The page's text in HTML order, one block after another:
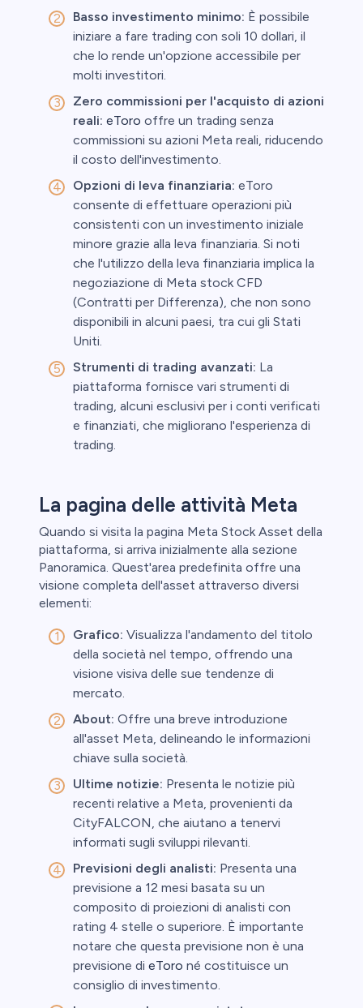
Basso investimento minimo: È possibile
iniziare a fare trading con soli 10 dollari, il
che lo rende un'opzione accessibile per
molti investitori.
Zero commissioni per l'acquisto di azioni
reali: eToro offre un trading senza
commissioni su azioni Meta reali, riducendo
il costo dell'investimento.
Opzioni di leva finanziaria: eToro
consente di effettuare operazioni più
consistenti con un investimento iniziale
minore grazie alla leva finanziaria. Si noti
che l'utilizzo della leva finanziaria implica la
negoziazione di Meta stock CFD
(Contratti per Differenza), che non sono
disponibili in alcuni paesi, tra cui gli Stati
Uniti.
Strumenti di trading avanzati: La
piattaforma fornisce vari strumenti di
trading, alcuni esclusivi per i conti verificati
e finanziati, che migliorano l'esperienza di
trading.
La pagina delle attività Meta
Quando si visita la pagina Meta Stock Asset della
piattaforma, si arriva inizialmente alla sezione
Panoramica. Quest'area predefinita offre una
visione completa dell'asset attraverso diversi
elementi:
Grafico: Visualizza l'andamento del titolo
della società nel tempo, offrendo una
visione visiva delle sue tendenze di
mercato.
About: Offre una breve introduzione
all'asset Meta, delineando le informazioni
chiave sulla società.
Ultime notizie: Presenta le notizie più
recenti relative a Meta, provenienti da
CityFALCON, che aiutano a tenervi
informati sugli sviluppi rilevanti.
Previsioni degli analisti: Presenta una
previsione a 12 mesi basata su un
composito di proiezioni di analisti con
rating 4 stelle o superiore. È importante
notare che questa previsione non è una
previsione di eToro né costituisce un
consiglio di investimento.